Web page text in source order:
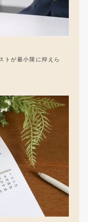
トが最小限に抑えら